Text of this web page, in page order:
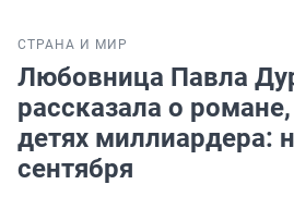
СТРАНА И МИР
Любовница Павла
рассказала о
детях миллиардера:
сентября